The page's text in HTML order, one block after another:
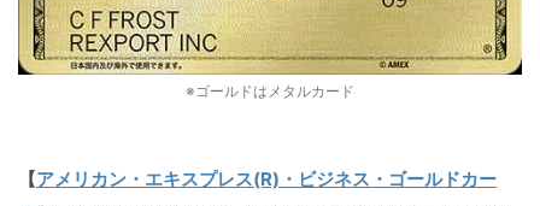
※ゴールドはメタルカード
【アメリカン・エキスプレス(R)・ビジネス・ゴールドカー